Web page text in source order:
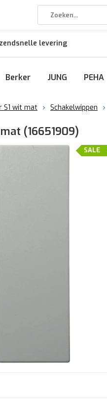
levering
Berker JUNG PEHA
S1 wit mat Schakelwippen
(16651909)
SALE